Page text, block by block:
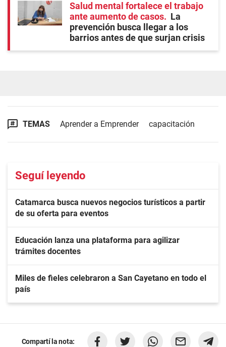
Salud mental fortalece el trabajo
ante aumento de casos
La
prevención busca llegar a los
barrios antes de que surjan crisis
TEMAS Aprender a Emprender capacitación
Seguí leyendo
Catamarca busca nuevos negocios turísticos a partir
de su oferta para eventos
Educación lanza una plataforma para agilizar
trámites docentes
Miles de fieles celebraron a San Cayetano en todo el
país
Compartí la nota: